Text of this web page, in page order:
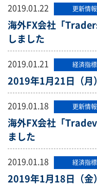
2019.01.22 更新情報
海外FX会社「
しました
2019.01.21 経済指標
2019年1月21日（月
2019.01.18 更新情報
海外FX会社「
ました
2019.01.18 経済指標
2019年1月18日（金